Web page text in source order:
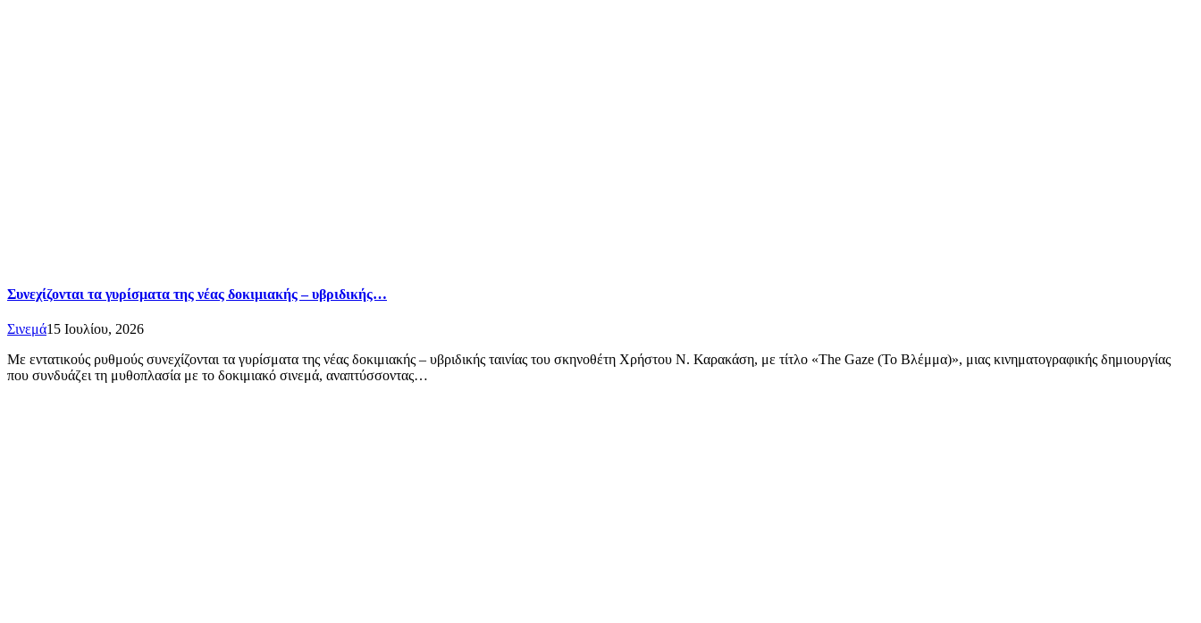
Συνεχίζονται τα γυρίσματα της νέας δοκιμιακής – υβριδικής…
Σινεμά15 Ιουλίου, 2026
Με εντατικούς ρυθμούς συνεχίζονται τα γυρίσματα της νέας δοκιμιακής – υβριδικής ταινίας του σκηνοθέτη Χρήστου Ν. Καρακάση, με τίτλο «The Gaze (Το Βλέμμα)», μιας κινηματογραφικής δημιουργίας
που συνδυάζει τη μυθοπλασία με το δοκιμιακό σινεμά, αναπτύσσοντας…